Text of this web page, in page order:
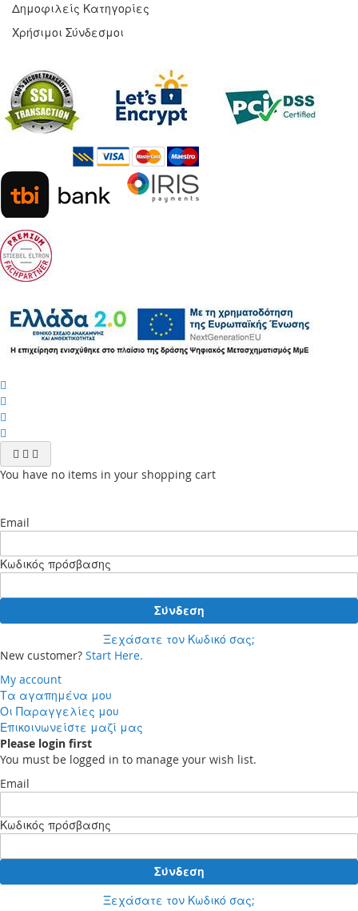
Δημοφιλείς Κατηγορίες
Χρήσιμοι Σύνδεσμοι
You have no items in your shopping cart
Email
Κωδικός πρόσβασης
Σύνδεση
Ξεχάσατε τον Κωδικό σας;
New customer? Start Here.
My account
Τα αγαπημένα μου
Οι Παραγγελίες μου
Επικοινωνείστε μαζί μας
Please login first
You must be logged in to manage your wish list.
Email
Κωδικός πρόσβασης
Σύνδεση
Ξεχάσατε τον Κωδικό σας;